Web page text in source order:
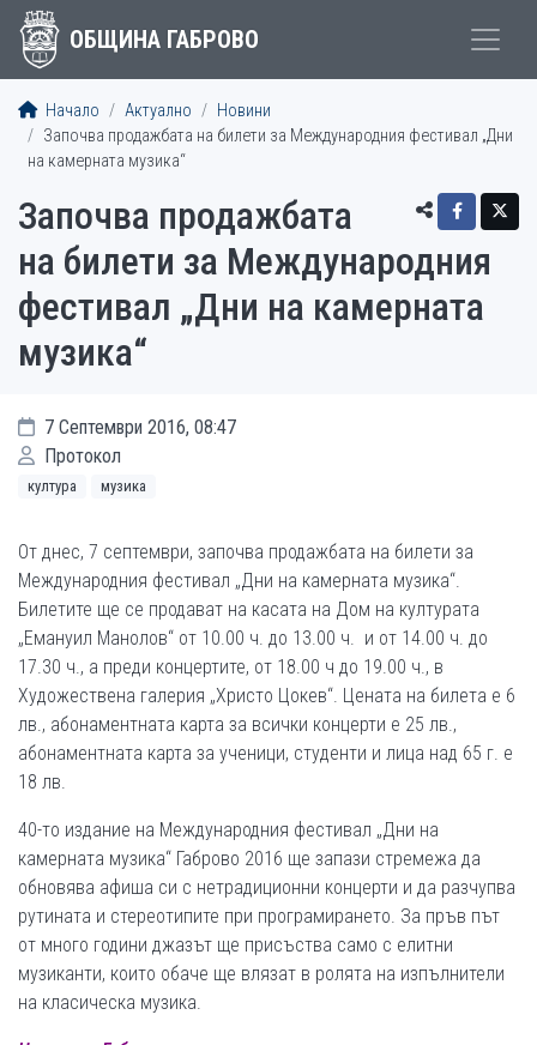
ОБЩИНА ГАБРОВО
Начало Актуално
Новини
Започва продажбата на билети за Международния фестивал „Дни
на камерната музика“
Започва продажбата
на билети за Международния
фестивал „Дни на камерната
музика“
7 Септември 2016, 08:47
Протокол
култура музика
От днес, 7 септември, започва продажбата на билети за
Международния фестивал „Дни на камерната музика“.
Билетите ще се продават на касата на Дом на културата
„Емануил Манолов“ от 10.00 ч. до 13.00 ч. и от 14.00 ч. до
17.30 ч., а преди концертите, от 18.00 ч до 19.00 ч., в
Художествена галерия „Христо Цокев“. Цената на билета е 6
лв., абонаментната карта за всички концерти е 25 лв.,
абонаментната карта за ученици, студенти и лица над 65 г. е
18 лв.
40-то издание на Международния фестивал „Дни на
камерната музика“ Габрово 2016 ще запази стремежа да
обновява афиша си с нетрадиционни концерти и да разчупва
рутината и стереотипите при програмирането. За пръв път
от много години джазът ще присъства само с елитни
музиканти, които обаче ще влязат в ролята на изпълнители
на класическа музика.